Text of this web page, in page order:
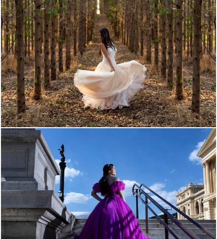
7641 205
2099 46